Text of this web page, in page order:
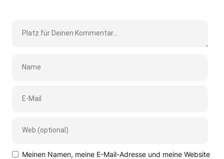
Meinen Namen, meine E-Mail-Adresse und meine Website